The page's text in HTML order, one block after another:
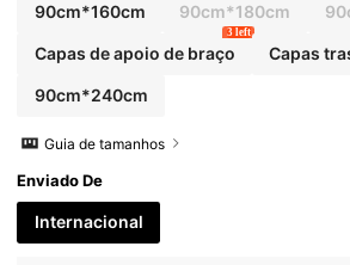
90cm*160cm 90cm*180cm
Capas de apoio de braço
3 left
Capas
90cm*240cm
Guia de tamanhos
Enviado De
Internacional